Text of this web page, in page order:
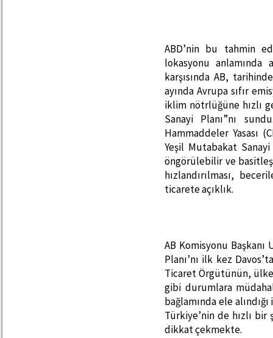
ABD’nin bu tahmin
lokasyonu anlamında
karşısında AB,
ayında Avrupa sıfır
iklim nötrlüğüne hızlı
Sanayi Planı”nı
Hammaddeler Yasası
Yeşil Mutabakat
öngörülebilir ve
hızlandırılması,
ticarete açıklık.
AB Komisyonu
Planı’nı ilk kez
Ticaret Örgütünün,
gibi durumlara
bağlamında ele
Türkiye’nin de hızlı bir
dikkat çekmekte.